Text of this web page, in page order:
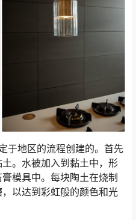
地区的流程创建的。 首先
。 水被加入到黏土中，形
模具中。 每块陶土在烧制
以达到彩虹般的颜色和光